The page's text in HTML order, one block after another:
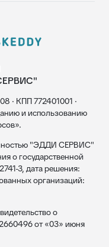
· КПП 772401001 ·
и использованию
"ЭДДИ СЕРВИС"
о государственной
3, дата решения:
организаций:
о
от «03» июня